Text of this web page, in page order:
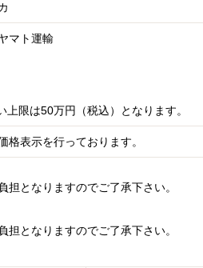
マト運輸
限は50万円（税込）となります。
格表示を行っております。
担となりますのでご了承下さい。
担となりますのでご了承下さい。